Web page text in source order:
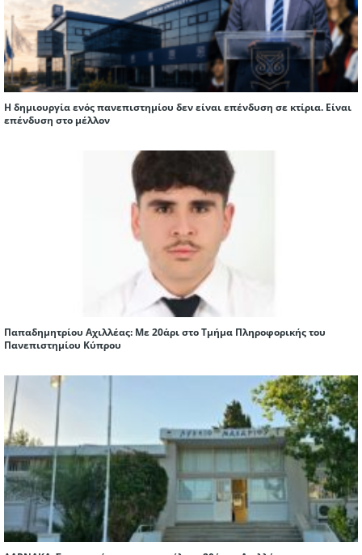
Η δημιουργία ενός πανεπιστημίου δεν είναι επένδυση σε κτίρια. Είναι
επένδυση στο μέλλον
Παπαδημητρίου Αχιλλέας: Με 20άρι στο Τμήμα Πληροφορικής του
Πανεπιστημίου Κύπρου